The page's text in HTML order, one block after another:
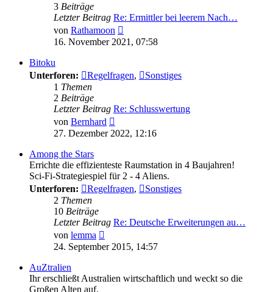
3 Beiträge
Letzter Beitrag Re: Ermittler bei leerem Nach…
von Rathamoon
Beitrag
16. November 2021, 07:58
Bitoku
Unterforen:
Regelfragen,
Sonstiges
1 Themen
2 Beiträge
Letzter Beitrag Re: Schlusswertung
von Bernhard
Beitrag
27. Dezember 2022, 12:16
Among the Stars
Errichte die effizienteste Raumstation in 4 Baujahren!
Sci-Fi-Strategiespiel für 2 - 4 Aliens.
Unterforen:
Regelfragen,
Sonstiges
2 Themen
10 Beiträge
Letzter Beitrag Re: Deutsche Erweiterungen au…
von lemma
Beitrag
24. September 2015, 14:57
AuZtralien
Ihr erschließt Australien wirtschaftlich und weckt so die
Großen Alten auf.